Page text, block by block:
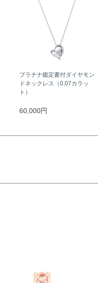
プラチナ鑑定書付ダイヤモン
ドネックレス（0.07カラッ
ト）
60,000円